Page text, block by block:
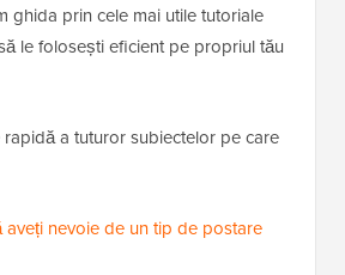
ghida prin cele mai utile tutoriale
le folosești eficient pe propriul tău
a tuturor subiectelor pe care
aveți nevoie de un tip de postare